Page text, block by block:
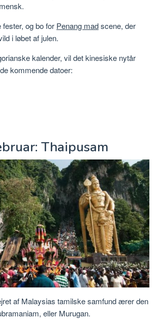
og bo for Penang madscene, der
i løbet af julen.
kalender, vil det kinesiske nytår
kommende datoer:
Thaipusam
af Malaysias tamilske samfund ærer den
eller Murugan.